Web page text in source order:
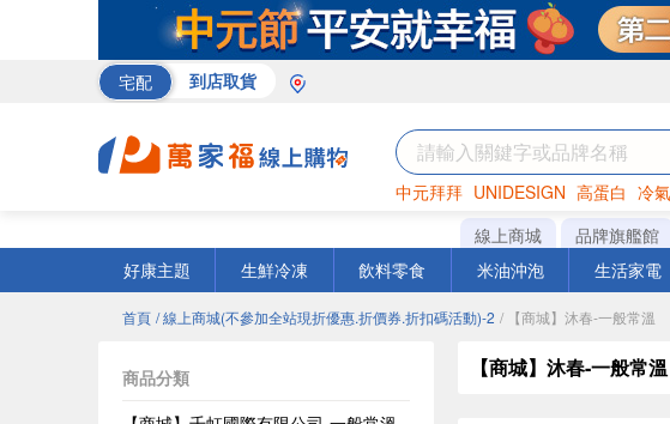
宅配 到店取貨
中元拜拜 UNIDESIGN 高蛋白 冷
巧克力 衛生紙 咖啡
線上商城 品牌旗艦館
好康主題
生鮮冷凍 飲料零食 米油沖泡 生活家電
首頁 / 線上商城(不參加全站現折優惠.折價券.折扣碼活動)-2 / 【商城】沐春-一般常溫
商品分類
【商城】沐春-一般常溫